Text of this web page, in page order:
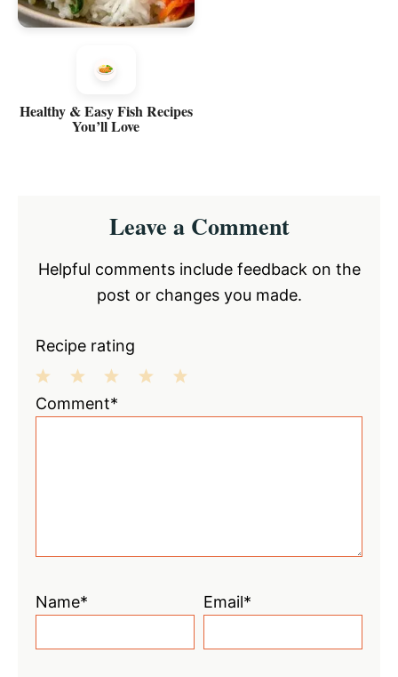
Healthy & Easy Fish Recipes
You’ll Love
InteractionsLeave a Comment
Helpful comments include feedback on the
post or changes you made.
Recipe rating
3
2
1
Comment*
Name* Email*